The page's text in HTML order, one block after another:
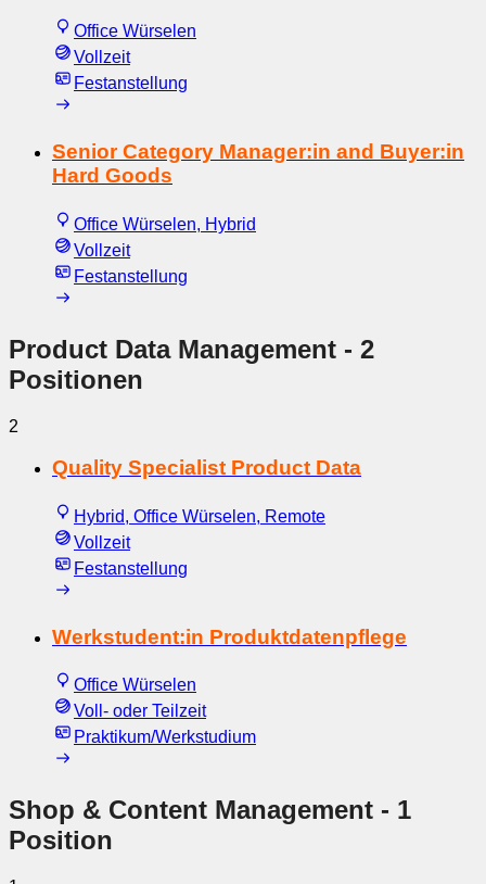
Office Würselen
Vollzeit
Festanstellung
Senior Category Manager:in and Buyer:in
Hard Goods
Office Würselen, Hybrid
Vollzeit
Festanstellung
Product Data Management - 2
Positionen
2
Quality Specialist Product Data
Hybrid, Office Würselen, Remote
Vollzeit
Festanstellung
Werkstudent:in Produktdatenpflege
Office Würselen
Voll- oder Teilzeit
Praktikum/Werkstudium
Shop & Content Management - 1
Position